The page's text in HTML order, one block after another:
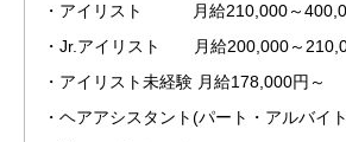
・アイリスト 月給210,000～
・Jr.アイリスト 月給200,000～
・アイリスト未経験 月給178,000円～
・ヘアアシスタント(パート・アルバイ